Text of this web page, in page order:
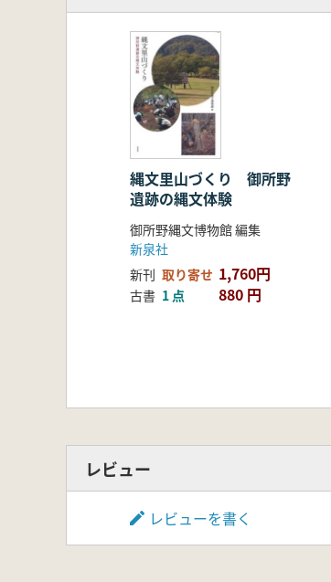
縄文里山づくり 御所野
遺跡の縄文体験
御所野縄文博物館 編集
新泉社
新刊 取り寄せ 1,760円
古書 1 点 880 円
レビュー
レビューを書く